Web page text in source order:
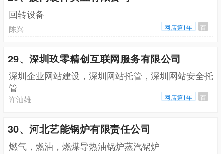
回转设备
陈兴 网店第1年 百
29、深圳玖零精创互联网服务有限公司
深圳企业网站建设，深圳网站托管，深圳网站安全托
管
许汕雄 网店第1年 百
30、河北艺能锅炉有限责任公司
燃气，燃油，燃煤导热油锅炉蒸汽锅炉